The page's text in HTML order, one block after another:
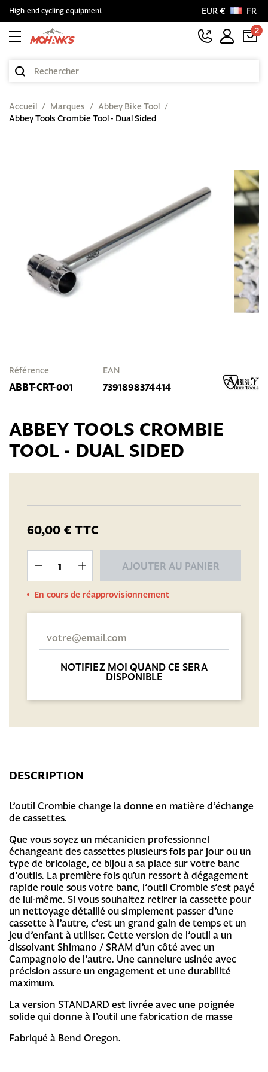
High-end cycling equipment EUR €
FR
2
Accueil Marques
Abbey Bike Tool
Abbey Tools Crombie Tool - Dual Sided
Référence
ABBT-CRT-001
EAN
7391898374414
ABBEY TOOLS CROMBIE
TOOL - DUAL SIDED
60,00 € TTC
AJOUTER AU PANIER
En cours de réapprovisionnement
NOTIFIEZ MOI QUAND CE SERA
DISPONIBLE
DESCRIPTION
L’outil Crombie change la donne en matière d’échange
de cassettes.
Que vous soyez un mécanicien professionnel
échangeant des cassettes plusieurs fois par jour ou un
type de bricolage, ce bijou a sa place sur votre banc
d’outils. La première fois qu’un ressort à dégagement
rapide roule sous votre banc, l’outil Crombie s’est payé
de lui-même. Si vous souhaitez retirer la cassette pour
un nettoyage détaillé ou simplement passer d’une
cassette à l’autre, c’est un grand gain de temps et un
jeu d’enfant à utiliser. Cette version de l’outil a un
dissolvant Shimano / SRAM d’un côté avec un
Campagnolo de l’autre. Une cannelure usinée avec
précision assure un engagement et une durabilité
maximum.
La version STANDARD est livrée avec une poignée
solide qui donne à l’outil une fabrication de masse
Fabriqué à Bend Oregon.